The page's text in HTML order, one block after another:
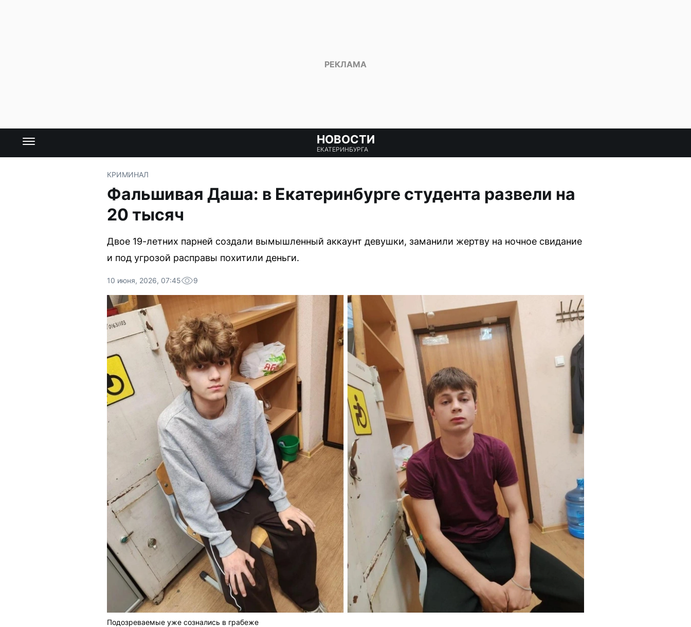
НОВОСТИ
ЕКАТЕРИНБУРГА
КРИМИНАЛ
Фальшивая Даша: в Екатеринбурге студента развели на
20 тысяч
Двое 19-летних парней создали вымышленный аккаунт девушки, заманили жертву на ночное свидание
и под угрозой расправы похитили деньги.
10 июня, 2026, 07:45 9
Подозреваемые уже сознались в грабеже